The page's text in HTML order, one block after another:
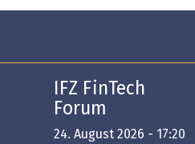
IFZ FinTech
Forum
24. August 2026 - 17:20